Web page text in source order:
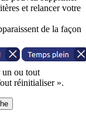
et relancer votre
de la façon
un ou tout
réinitialiser ».